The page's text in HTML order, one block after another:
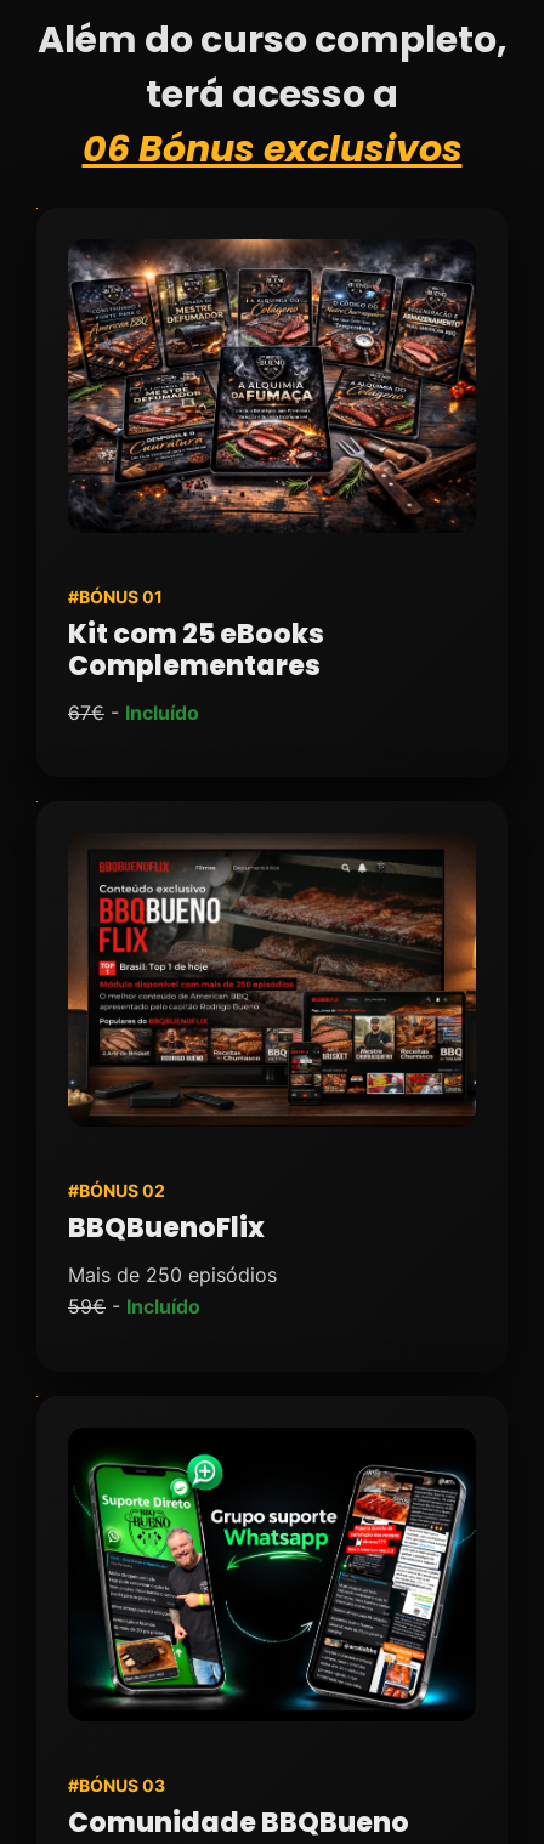
Brisket
Linguiça Defumada
Sugar Bacon
Além do curso completo,
terá acesso a
06 Bónus exclusivos
#BÓNUS 01
Kit com 25 eBooks
Complementares
67€ - Incluído
#BÓNUS 02
BBQBuenoFlix
Mais de 250 episódios
59€ - Incluído
#BÓNUS 03
Comunidade BBQBueno